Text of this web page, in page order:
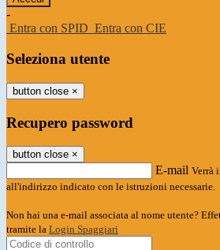
-
Entra con SPID Entra con CIE
Seleziona utente
button close ×
Recupero password
button close ×
E-mail Verrà
all'indirizzo indicato con le istruzioni necessarie.
Non hai una e-mail associata al nome utente?
tramite la Login Spaggiari